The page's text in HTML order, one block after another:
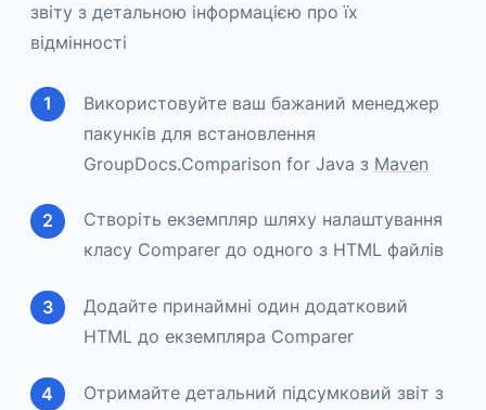
звіту з детальною інформацією про їх
відмінності
Використовуйте ваш бажаний менеджер
пакунків для встановлення
GroupDocs.Comparison for Java з Maven
Створіть екземпляр шляху налаштування
класу Comparer до одного з HTML файлів
Додайте принаймні один додатковий
HTML до екземпляра Comparer
Отримайте детальний підсумковий звіт з